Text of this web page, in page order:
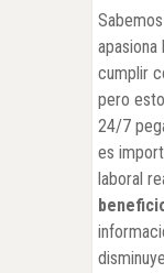
cumplir
pero
24/7
es
laboral